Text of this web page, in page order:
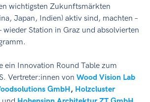
wichtigsten Zukunftsmärkten
Japan, Indien) aktiv sind, machten –
wieder Station in Graz und absolvierten
ein Innovation Round Table zum
Vertreter:innen von Wood Vision Lab
GmbH, Holzcluster